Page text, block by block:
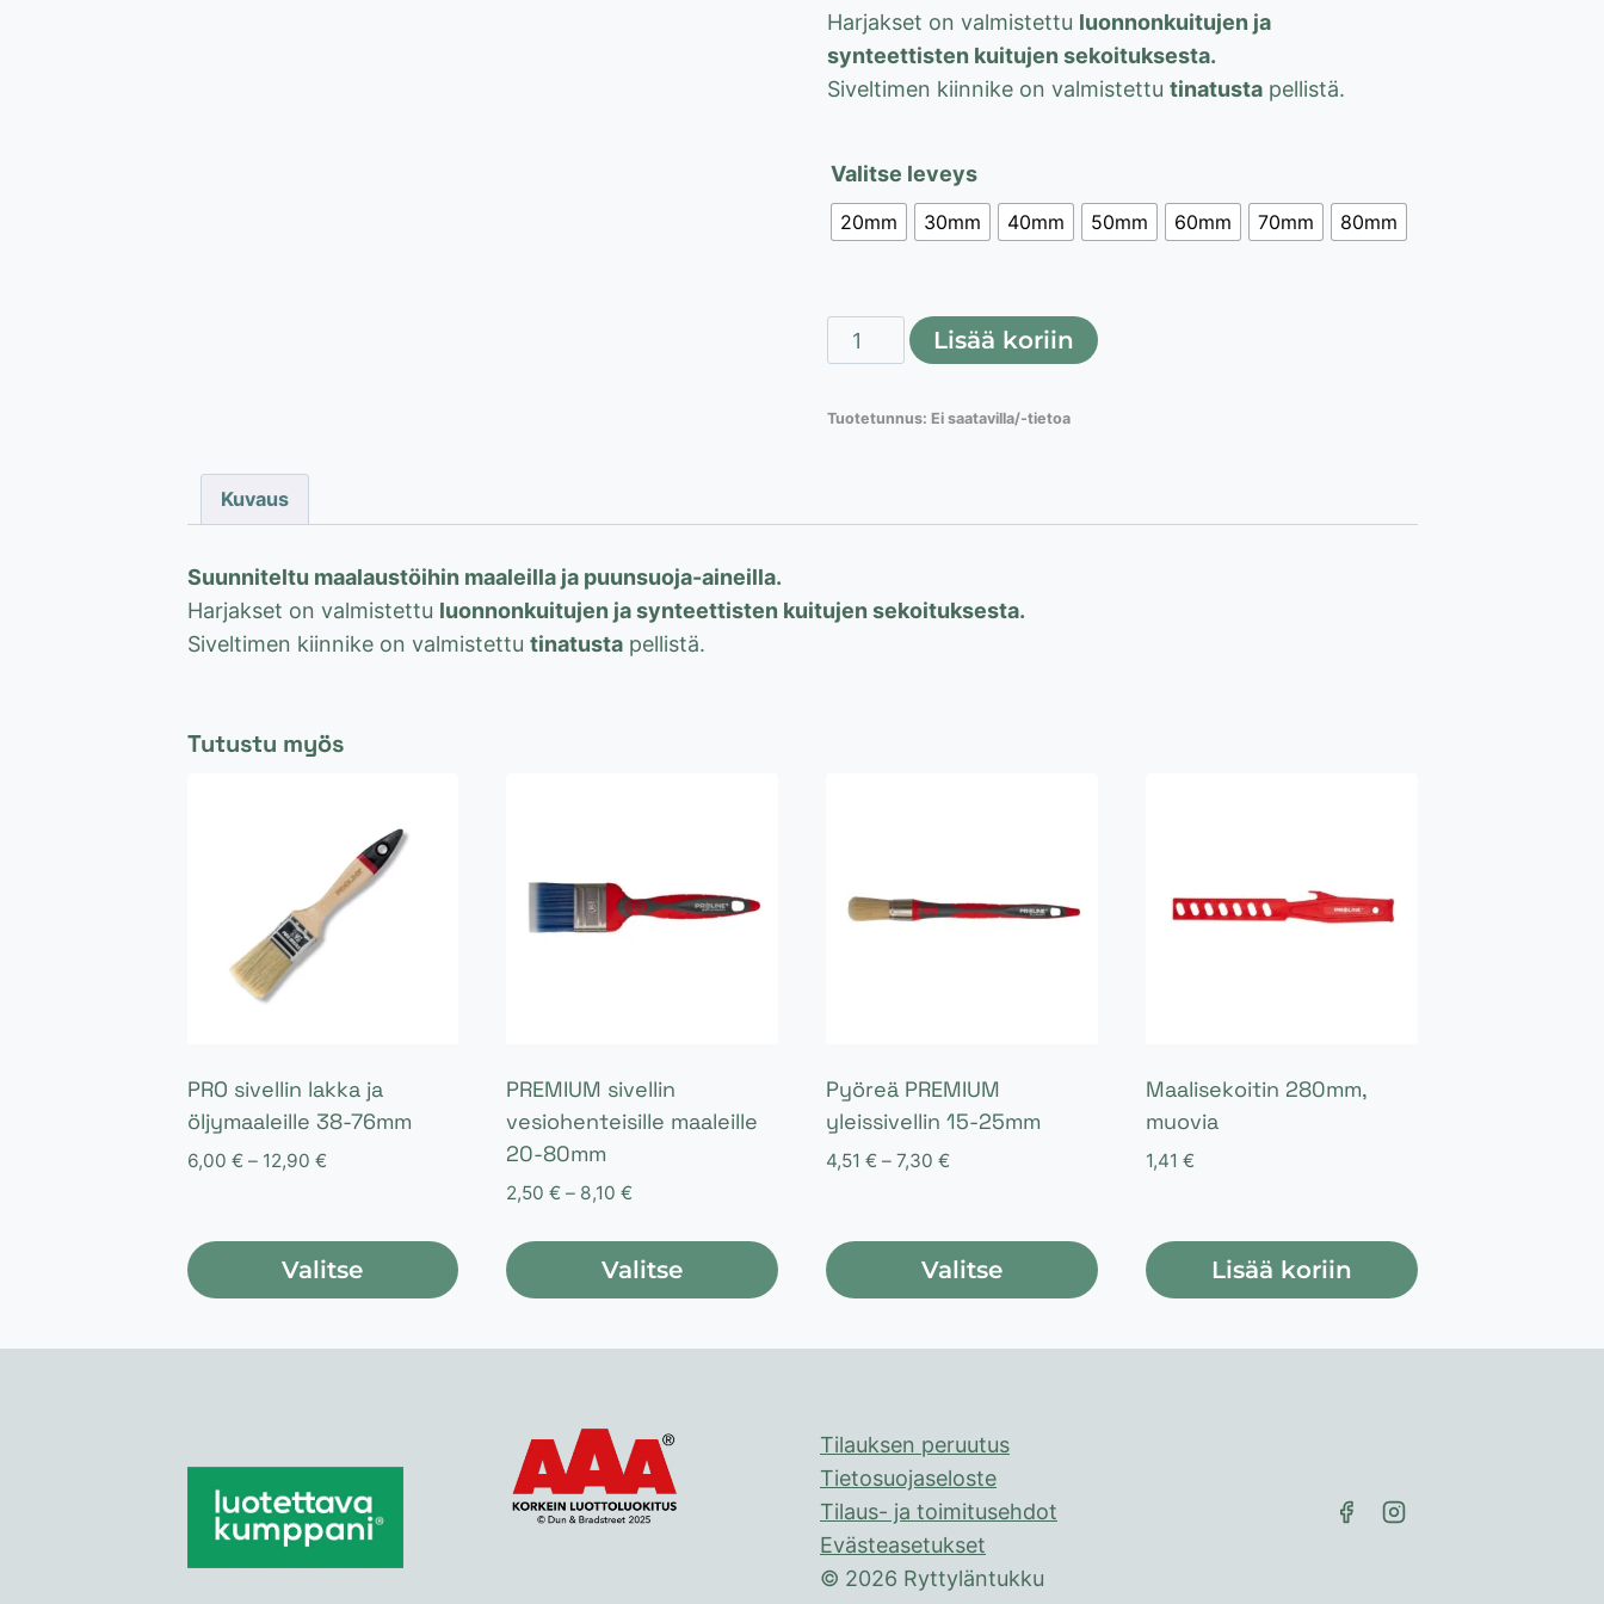
Harjakset on valmistettu luonnonkuitujen ja
synteettisten kuitujen sekoituksesta.
Siveltimen kiinnike on valmistettu tinatustapellistä.
Valitse leveys
20mm 30mm 40mm 50mm 60mm 70mm 80mm
Yleissivellin
puunkäsittelyyn
80mm
Lisää koriin
Tuotetunnus: Ei saatavilla/-tietoa
Kuvaus
Suunniteltu maalaustöihin maaleilla ja puunsuoja-aineilla.
Harjakset on valmistettu luonnonkuitujen ja synteettisten kuitujen sekoituksesta.
Siveltimen kiinnike on valmistettu tinatustapellistä.
Tutustu myös
PRO sivellin lakka ja
öljymaaleille 38-76mm
6,00 € – 12,90 €Hintaluokka:
12,90 €
Valitse
tuotteella
tehdä
valinnat
PREMIUM sivellin
vesiohenteisille maaleille
20-80mm
2,50€ – 8,10€
8,10 €
Valitse
tuotteella
muunnelma.
Voit
tehdä
Pyöreä PREMIUM
yleissivellin 15-25mm
4,51 € – 7,30 €
7,30 €
Valitse
tuotteella
muunnelma.
Voit
tehdä
valinnat
tuotteen
Maalisekoitin 280mm,
muovia
1,41 €
Lisää koriin
Tilauksen peruutus
Tietosuojaseloste
Tilaus- ja toimitusehdot
Evästeasetukset
© 2026 Ryttyläntukku